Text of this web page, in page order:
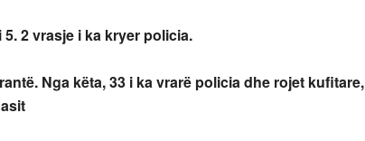
2 vrasje i ka kryer policia.
Nga këta, 33 i ka vrarë policia dhe rojet kufitare,